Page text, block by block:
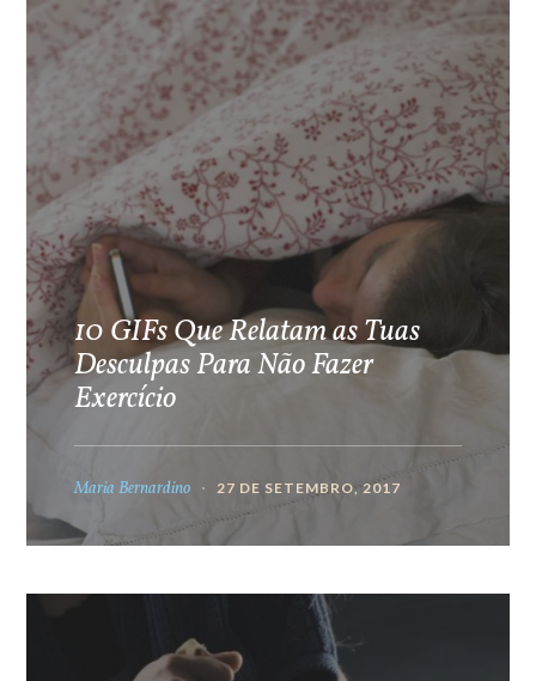
10 GIFs Que Relatam as Tuas
Desculpas Para Não Fazer
Exercício
Maria Bernardino 27 DE SETEMBRO, 2017